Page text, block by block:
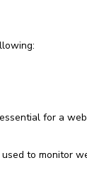
at
for a
used to monitor